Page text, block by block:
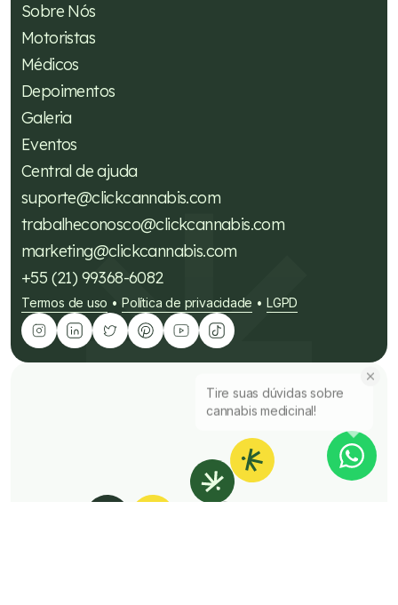
Sobre Nós
Motoristas
Médicos
Depoimentos
Galeria
Eventos
Central de ajuda
suporte@clickcannabis.com
trabalheconosco@clickcannabis.com
marketing@clickcannabis.com
+55 (21) 99368-6082
Termos de uso • Política de privacidade • LGPD
Tire suas dúvidas sobre
cannabis medicinal!